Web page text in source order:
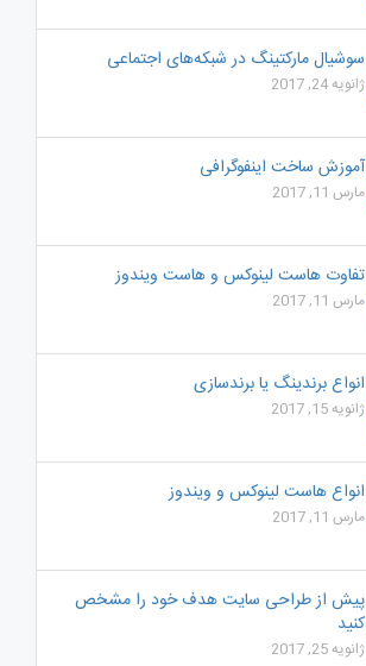
سوشیال مارکتینگ در شبکه‌های اجتماعی
ژانویه 24, 2017
آموزش ساخت اینفوگرافی
مارس 11, 2017
تفاوت هاست لینوکس و هاست ویندوز
مارس 11, 2017
انواع برندینگ یا برندسازی
ژانویه 15, 2017
انواع هاست لینوکس و ویندوز
مارس 11, 2017
پیش از طراحی سایت هدف خود را مشخص
کنید
ژانویه 25, 2017